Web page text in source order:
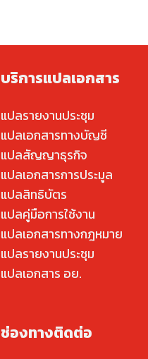
บริการแปลเอกสาร
แปลรายงานประชุม
แปลเอกสารทางบัญชี
แปลสัญญาธุรกิจ
แปลเอกสารการประมูล
แปลสิทธิบัตร
แปลคู่มือการใช้งาน
แปลเอกสารทางกฎหมาย
แปลรายงานประชุม
แปลเอกสาร อย.
ช่องทางติดต่อ